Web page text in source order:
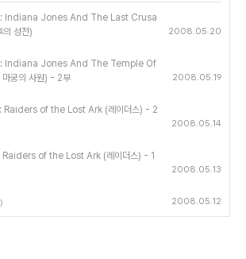
: Indiana Jones And The Last Crusa
의 성전)
2008.05.20
: Indiana Jones And The Temple Of
궁의 사원) - 2부
2008.05.19
: Raiders of the Lost Ark (레이더스) - 2
2008.05.14
: Raiders of the Lost Ark (레이더스) - 1
2008.05.13
2008.05.12